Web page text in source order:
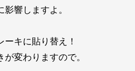
響しますよ。
キに貼り替え！
変わりますので。